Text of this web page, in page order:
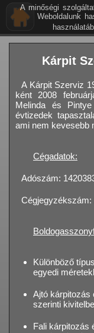
Kárpit
A Kárpit Szerviz
ként 2008
Melinda és
évtizedek
ami nem kevesebb
Cégadatok:
Adószám:
Cégjegyzékszám:
Különböző
egyedi
Ajtó kárpitozás
szerinti
Fali kárpitozás
A minőségi
Weboldalunk